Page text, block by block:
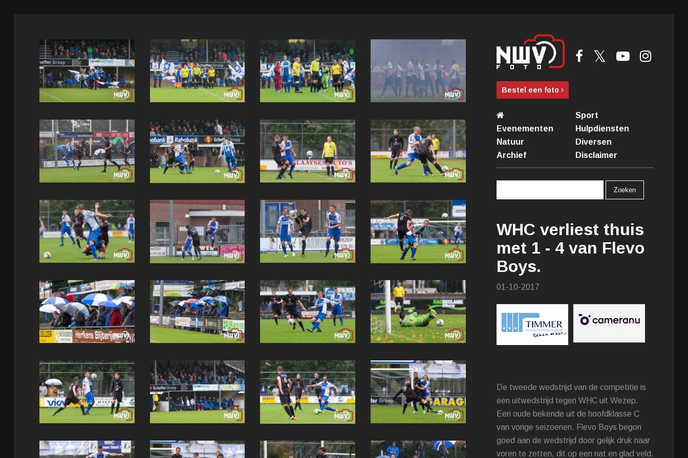
Bestel een foto
Sport
Evenementen
Hulpdiensten
Natuur
Diversen
Archief
Disclaimer
WHC verliest thuis
met 1 - 4 van Flevo
Boys.
01-10-2017
De tweede wedstrijd van de competitie is
een uitwedstrijd tegen WHC uit Wezep.
Een oude bekende uit de hoofdklasse C
van vorige seizoenen. Flevo Boys begon
goed aan de wedstrijd door gelijk druk naar
voren te zetten, dit op een nat en glad veld.